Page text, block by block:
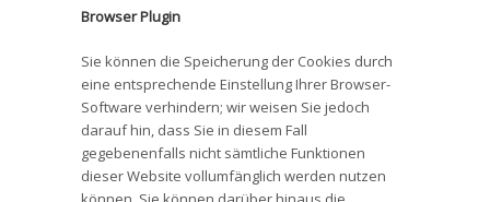
Browser Plugin
Sie können die Speicherung der Cookies durch
eine entsprechende Einstellung Ihrer Browser-
Software verhindern; wir weisen Sie jedoch
darauf hin, dass Sie in diesem Fall
gegebenenfalls nicht sämtliche Funktionen
dieser Website vollumfänglich werden nutzen